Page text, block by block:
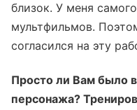
близок. У меня
мультфильмов.
согласился на эту
Просто ли Вам было
персонажа?